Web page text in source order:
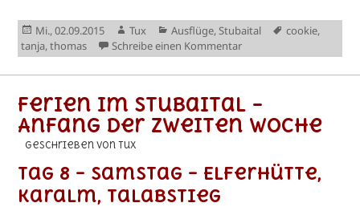
Veröffentlicht
am
Mi., 02.09.2015 Autor
Tux Kategorien
Ausflüge,Stubaital Schlagwörter
cookie,
tanja,thomas Schreibe einen Kommentarzu Ferien im Stubaital –
Ferien im Stubaital –
Anfang der zweiten Woche
geschrieben von Tux
Tag 8 – Samstag – Elferhütte,
Karalm, Talabstieg